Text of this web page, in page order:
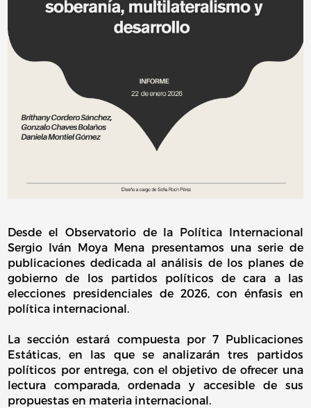
Desde el Observatorio de la Política Internacional
Sergio Iván Moya Mena presentamos una serie de
publicaciones dedicada al análisis de los planes de
gobierno de los partidos políticos de cara a las
elecciones presidenciales de 2026, con énfasis en
política internacional.
La sección estará compuesta por 7 Publicaciones
Estáticas, en las que se analizarán tres partidos
políticos por entrega, con el objetivo de ofrecer una
lectura comparada, ordenada y accesible de sus
propuestas en materia internacional.